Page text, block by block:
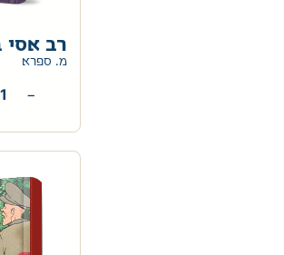
רב אסי
מ. ספרא
−